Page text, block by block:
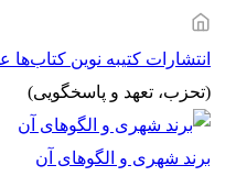
انتشارات کتیبه نوین کتاب‌ها
(تحزب، تعهد و پاسخگویی)
برند شهری و الگوهای آن